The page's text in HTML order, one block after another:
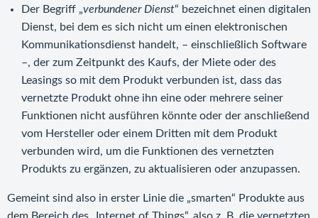
Der Begriff „verbundener Dienst“ bezeichnet einen digitalen
Dienst, bei dem es sich nicht um einen elektronischen
Kommunikationsdienst handelt, – einschließlich Software
–, der zum Zeitpunkt des Kaufs, der Miete oder des
Leasings so mit dem Produkt verbunden ist, dass das
vernetzte Produkt ohne ihn eine oder mehrere seiner
Funktionen nicht ausführen könnte oder der anschließend
vom Hersteller oder einem Dritten mit dem Produkt
verbunden wird, um die Funktionen des vernetzten
Produkts zu ergänzen, zu aktualisieren oder anzupassen.
Gemeint sind also in erster Linie die „smarten“ Produkte aus